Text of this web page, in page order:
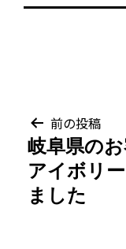
投
稿
ナ
前の投稿
岐阜県の
アイボリ
ました